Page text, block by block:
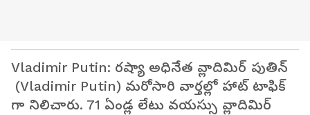
Vladimir Putin: రష్యా అధినేత వ్లాదిమిర్ పుతిన్
(Vladimir Putin) మరోసారి వార్తల్లో హాట్ టాఫిక్
గా నిలిచారు. 71 ఏండ్ల లేటు వయస్సు వ్లాదిమిర్